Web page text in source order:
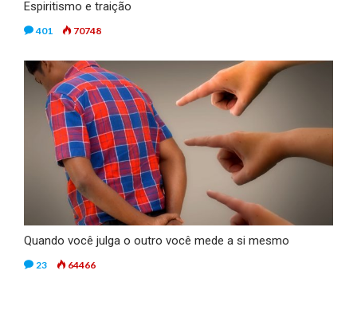
Espiritismo e traição
401 70748
Quando você julga o outro você mede a si mesmo
23 64466